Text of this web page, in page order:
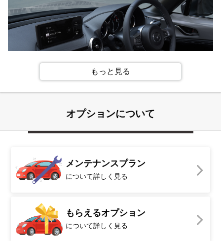
デイタイムランニングランプのデザインを変更し、ロード
もっと見る
オプションについて
メンテナンスプラン
について詳しく見る
もらえるオプション
について詳しく見る